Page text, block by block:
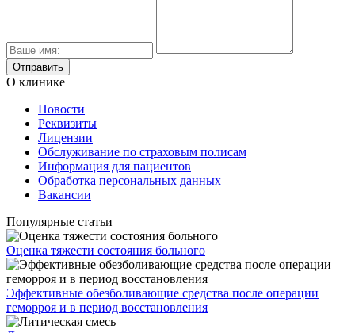
О клинике
Новости
Реквизиты
Лицензии
Обслуживание по страховым полисам
Информация для пациентов
Обработка персональных данных
Вакансии
Популярные статьи
Оценка тяжести состояния больного
Эффективные обезболивающие средства после операции
геморроя и в период восстановления